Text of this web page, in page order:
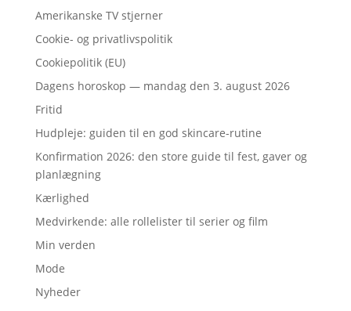
Amerikanske TV stjerner
Cookie- og privatlivspolitik
Cookiepolitik (EU)
Dagens horoskop — mandag den 3. august 2026
Fritid
Hudpleje: guiden til en god skincare-rutine
Konfirmation 2026: den store guide til fest, gaver og
planlægning
Kærlighed
Medvirkende: alle rollelister til serier og film
Min verden
Mode
Nyheder